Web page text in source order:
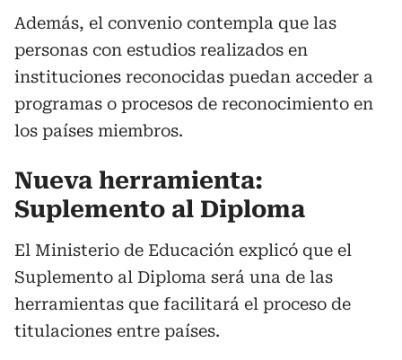
Además, el convenio contempla que las
personas con estudios realizados en
instituciones reconocidas puedan acceder a
programas o procesos de reconocimiento en
los países miembros.
Nueva herramienta:
Suplemento al Diploma
El Ministerio de Educación explicó que el
Suplemento al Diploma será una de las
herramientas que facilitará el proceso de
titulaciones entre países.